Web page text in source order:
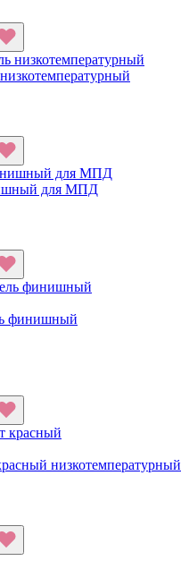
для МПД
финишный
низкотемпературный